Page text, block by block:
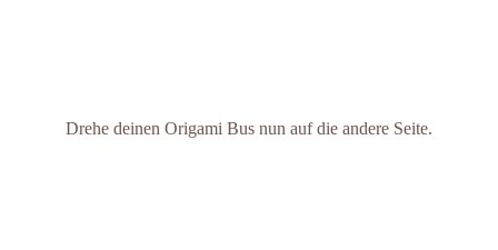
Drehe deinen Origami Bus nun auf die andere Seite.